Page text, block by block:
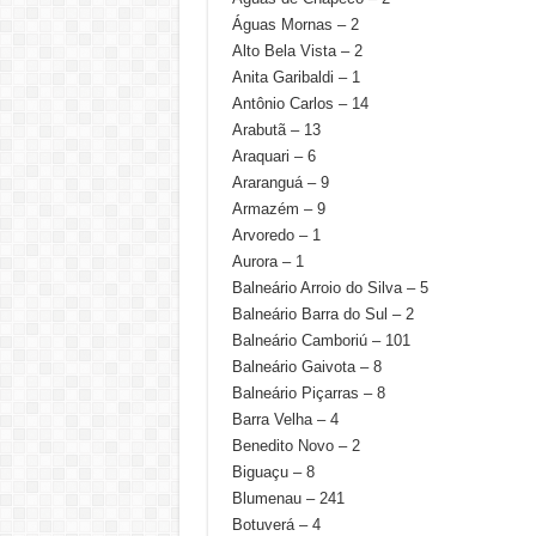
Águas Mornas – 2
Alto Bela Vista – 2
Anita Garibaldi – 1
Antônio Carlos – 14
Arabutã – 13
Araquari – 6
Araranguá – 9
Armazém – 9
Arvoredo – 1
Aurora – 1
Balneário Arroio do Silva – 5
Balneário Barra do Sul – 2
Balneário Camboriú – 101
Balneário Gaivota – 8
Balneário Piçarras – 8
Barra Velha – 4
Benedito Novo – 2
Biguaçu – 8
Blumenau – 241
Botuverá – 4